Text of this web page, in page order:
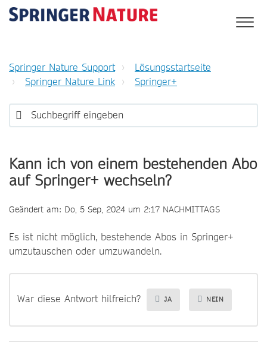
Springer Nature Support
Lösungsstartseite
Springer Nature Link
Springer+
Kann ich von einem bestehenden Abo
auf Springer+ wechseln?
Geändert am: Do, 5 Sep, 2024 um 2:17 NACHMITTAGS
Es ist nicht möglich, bestehende Abos in Springer+
umzutauschen oder umzuwandeln.
War diese Antwort hilfreich? JA NEIN